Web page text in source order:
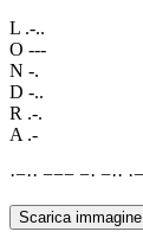
L .-..
O ---
N -.
D -..
R .-.
A .-
·−·· −−− −· −·· ·−
Scarica immagine